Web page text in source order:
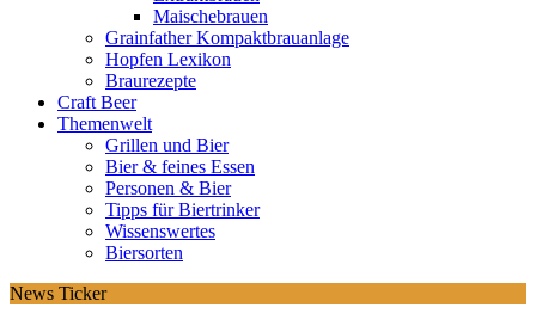
Maischebrauen
Grainfather Kompaktbrauanlage
Hopfen Lexikon
Braurezepte
Craft Beer
Themenwelt
Grillen und Bier
Bier & feines Essen
Personen & Bier
Tipps für Biertrinker
Wissenswertes
Biersorten
News Ticker